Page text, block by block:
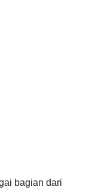
bagian dari